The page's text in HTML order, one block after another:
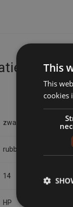
zwart/blauw
rubber
14
HP
This
This
cookies